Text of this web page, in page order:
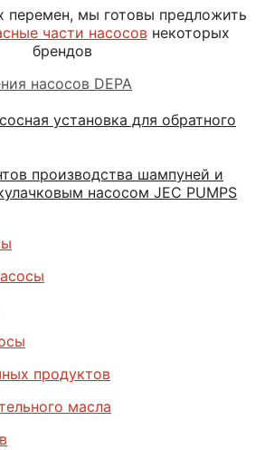
перемен, мы готовы предложить
части насосовнекоторых
брендов
насосов DEPA
установка для обратного
производства шампуней и
насосом JEC PUMPS
продуктов
масла